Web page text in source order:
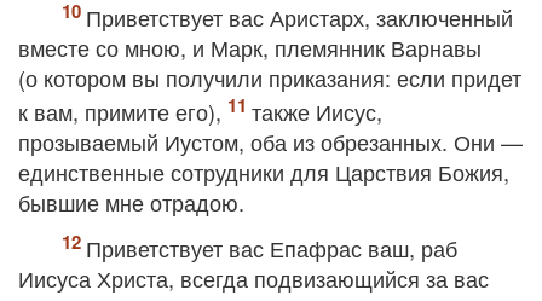
Приветствует вас Аристарх, заключенный
вместе со мною, и Марк, племянник Варнавы
(о котором вы получили приказания: если придет
к вам, примите его),
также Иисус,
прозываемый Иустом, оба из обрезанных. Они —
единственные сотрудники для Царствия Божия,
бывшие мне отрадою.
Приветствует вас Епафрас ваш, раб
Иисуса Христа, всегда подвизающийся за вас